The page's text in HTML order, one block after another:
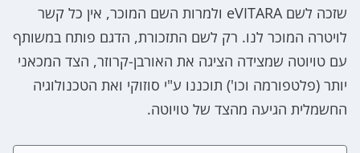
שזכה לשם eVITARA ולמרות השם המוכר, אין כל קשר
לויטרה המוכר לנו. רק לשם התזכורת, הדגם פותח במשותף
עם טויוטה שמצידה הציגה את האורבן-קרוזר, הצד המכאני
יותר (פלטפורמה וכו') תוכננו ע"י סוזוקי ואת הטכנולוגיה
החשמלית הגיעה מהצד של טויוטה.